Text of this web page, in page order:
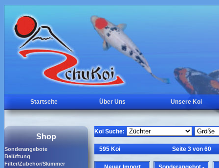
Startseite Über Uns Unsere Koi
Shop
Sonderangebote
Belüftung
Filter/Zubehör/Skimmer
Koi Suche:
595 Koi Seite 3 von 60